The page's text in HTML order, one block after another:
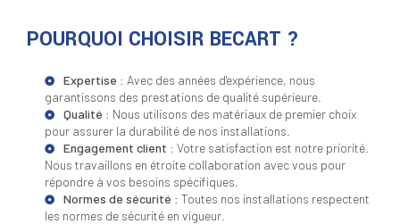
POURQUOI CHOISIR BECART ?
Expertise : Avec des années d'expérience, nous
garantissons des prestations de qualité supérieure.
Qualité : Nous utilisons des matériaux de premier choix
pour assurer la durabilité de nos installations.
Engagement client : Votre satisfaction est notre priorité.
Nous travaillons en étroite collaboration avec vous pour
répondre à vos besoins spécifiques.
Normes de sécurité : Toutes nos installations respectent
les normes de sécurité en vigueur.